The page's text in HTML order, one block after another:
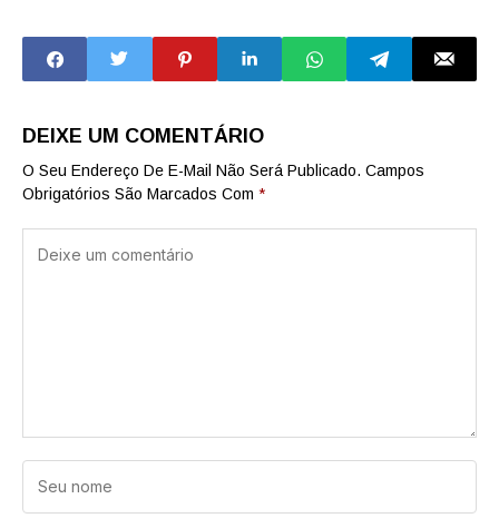
culturais de SP
DEIXE UM COMENTÁRIO
O Seu Endereço De E-Mail Não Será Publicado. Campos
Obrigatórios São Marcados Com *